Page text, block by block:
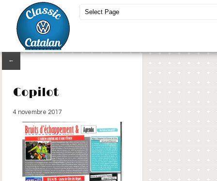
←
Copilot
4 novembre 2017